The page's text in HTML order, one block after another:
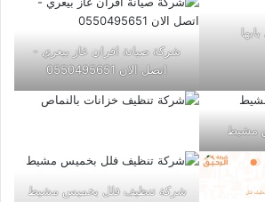
شركة صيانة افران غاز بيعري -
اتصل الان 0550495651
مشيط
شركة تنظيف فلل بخميس مشيط